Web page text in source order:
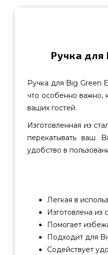
Ручка для
Ручка для Big Green
что особенно важно,
ваших гостей.
Изготовленная из
перекатывать ваш
удобство в
Легкая в
Изготовлена из
Помогает
Подходит для
Содействует